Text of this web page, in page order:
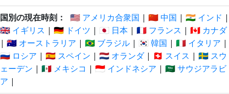
国別の現在時刻： 🇺🇸 アメリカ合衆国 | 🇨🇳 中国 | 🇮🇳 インド |
🇬🇧 イギリス | 🇩🇪 ドイツ | 🇯🇵 日本 | 🇫🇷 フランス | 🇨🇦 カナダ
| 🇦🇺 オーストラリア | 🇧🇷 ブラジル | 🇰🇷 韓国 | 🇮🇹 イタリア |
🇷🇺 ロシア | 🇪🇸 スペイン | 🇳🇱 オランダ| 🇨🇭 スイス | 🇸🇪 スウ
ェーデン | 🇲🇽 メキシコ | 🇮🇩 インドネシア | 🇸🇦 サウジアラビ
ア |